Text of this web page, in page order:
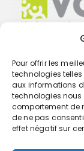
Pour offrir les
technologies
aux informations
technologies nous
comportement de
de ne pas
effet négatif sur
GO